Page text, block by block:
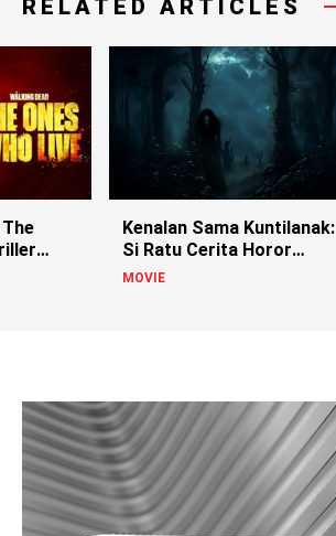
RELATED ARTICLES
Kenalan Sama Kuntilanak:
Si Ratu Cerita Horor
Indonesia!
MOVIE